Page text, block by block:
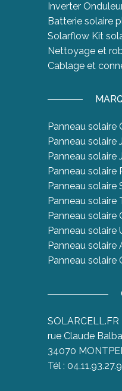
Inverter
Batterie solaire
Solarflow Kit
Nettoyage et
Cablage et
Panneau solaire
Panneau solaire
Panneau solaire
Panneau solaire
Panneau solaire
Panneau solaire
Panneau solaire
Panneau solaire
Panneau solaire
Panneau solaire
SOLARCELL.FR
rue Claude
34070
Tél :